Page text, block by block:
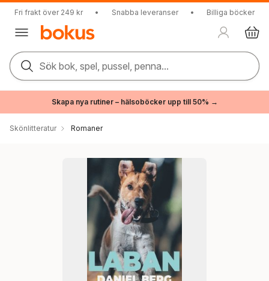
Fri frakt över 249 kr • Snabba leveranser • Billiga böcker
Sök bok, spel, pussel, penna...
Skapa nya rutiner – hälsoböcker upp till 50% →
Skönlitteratur Romaner